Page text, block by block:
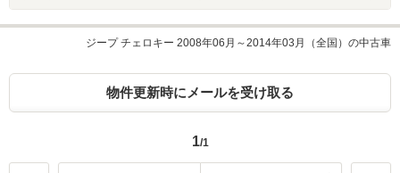
ジープ チェロキー 2008年06月～2014年03月（全国）の中古車
物件更新時にメールを受け取る
1/1